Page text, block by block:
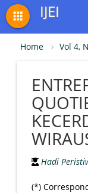
IJEI
apps
Home Vol 4,
Hadi
(*)